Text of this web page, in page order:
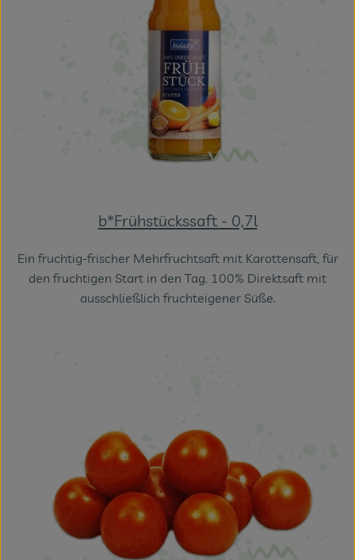
b*Frühstückssaft - 0,7l
Ein fruchtig-frischer Mehrfruchtsaft mit Karottensaft, für
den fruchtigen Start in den Tag. 100% Direktsaft mit
ausschließlich fruchteigener Süße.